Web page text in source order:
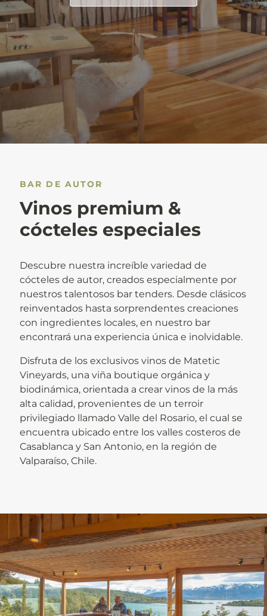
BAR DE AUTOR
Vinos premium &
cócteles especiales
Descubre nuestra increíble variedad de
cócteles de autor, creados especialmente por
nuestros talentosos bar tenders. Desde clásicos
reinventados hasta sorprendentes creaciones
con ingredientes locales, en nuestro bar
encontrará una experiencia única e inolvidable.
Disfruta de los exclusivos vinos de Matetic
Vineyards, una viña boutique orgánica y
biodinámica, orientada a crear vinos de la más
alta calidad, provenientes de un terroir
privilegiado llamado Valle del Rosario, el cual se
encuentra ubicado entre los valles costeros de
Casablanca y San Antonio, en la región de
Valparaíso, Chile.